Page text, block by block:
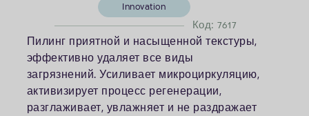
Innovation
Код: 7617
Пилинг приятной и насыщенной текстуры,
эффективно удаляет все виды
загрязнений. Усиливает микроциркуляцию,
активизирует процесс регенерации,
разглаживает, увлажняет и не раздражает